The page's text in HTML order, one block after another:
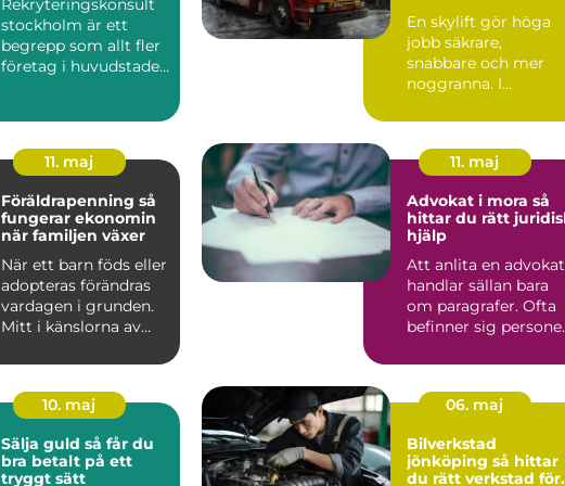
stockholm är ett
begrepp som allt fler
företag i huvudstaden
En skylift gör höga
jobb säkrare,
snabbare och mer
noggranna. I
liftar dagligen av...
11. maj
Föräldrapenning så
fungerar ekonomin
när familjen växer
När ett barn föds eller
adopteras förändras
vardagen i grunden.
Mitt i känslorna av
11. maj
Advokat i mora så
hittar du rätt
hjälp
Att anlita en advokat
handlar sällan bara
om paragrafer. Ofta
befinner sig
10. maj
Sälja guld så får du
bra betalt på ett
tryggt sätt
06. maj
Bilverkstad
jönköping så hittar
du rätt verkstad för